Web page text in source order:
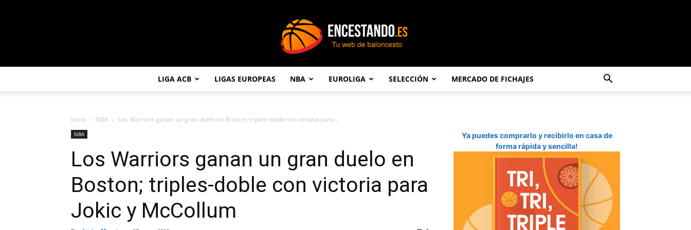
LIGA ACB LIGAS EUROPEAS NBA EUROLIGA SELECCIÓN MERCADO DE FICHAJES
Inicio NBA Los Warriors ganan un gran duelo en Boston; triples-doble con victoria para...
NBA
Los Warriors ganan un gran duelo en
Boston; triples-doble con victoria para
Jokic y McCollum
Ya puedes comprarlo y recibirlo en casa de
forma rápida y sencilla!